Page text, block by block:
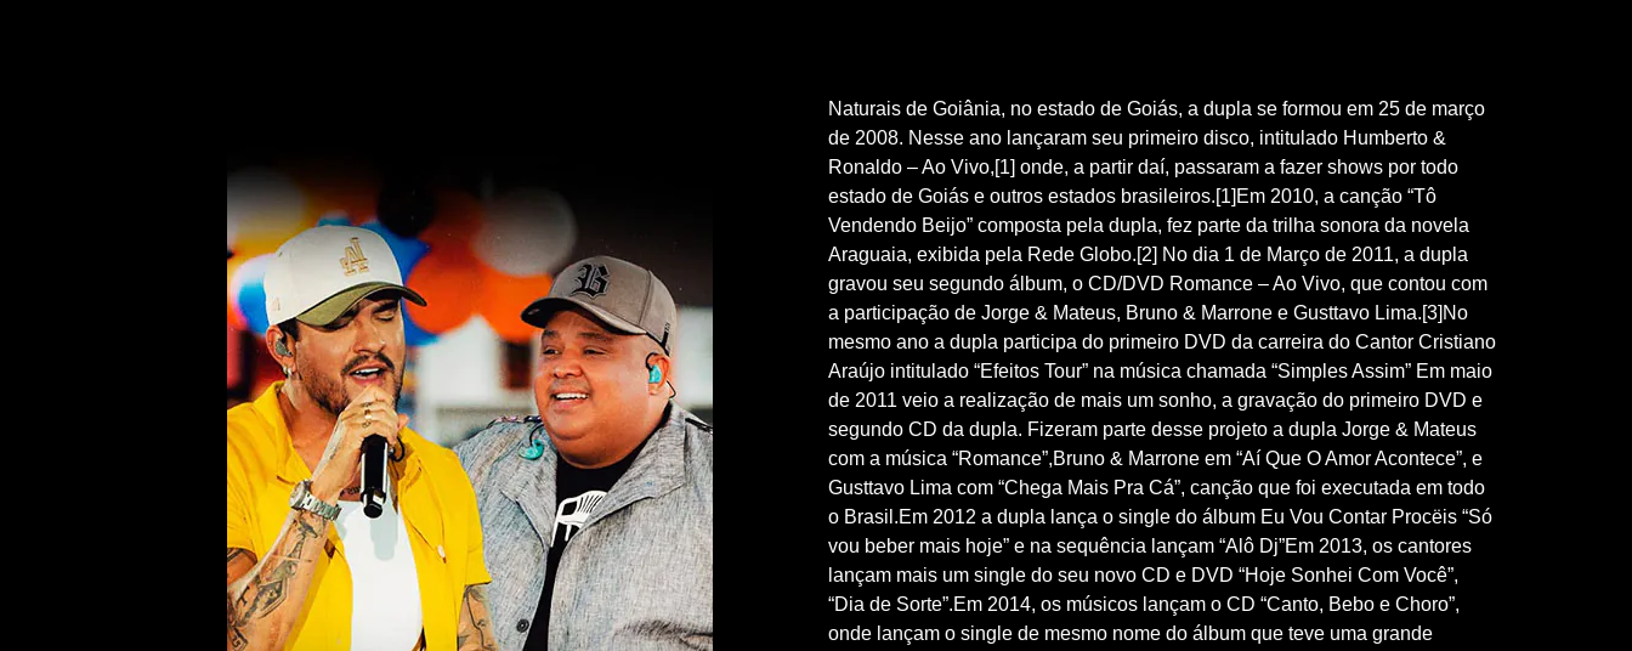
Naturais de Goiânia, no estado de Goiás, a dupla se formou em 25 de março
de 2008. Nesse ano lançaram seu primeiro disco, intitulado Humberto &
Ronaldo – Ao Vivo,[1] onde, a partir daí, passaram a fazer shows por todo
estado de Goiás e outros estados brasileiros.[1]Em 2010, a canção “Tô
Vendendo Beijo” composta pela dupla, fez parte da trilha sonora da novela
Araguaia, exibida pela Rede Globo.[2] No dia 1 de Março de 2011, a dupla
gravou seu segundo álbum, o CD/DVD Romance – Ao Vivo, que contou com
a participação de Jorge & Mateus, Bruno & Marrone e Gusttavo Lima.[3]No
mesmo ano a dupla participa do primeiro DVD da carreira do Cantor Cristiano
Araújo intitulado “Efeitos Tour” na música chamada “Simples Assim” Em maio
de 2011 veio a realização de mais um sonho, a gravação do primeiro DVD e
segundo CD da dupla. Fizeram parte desse projeto a dupla Jorge & Mateus
com a música “Romance”,Bruno & Marrone em “Aí Que O Amor Acontece”, e
Gusttavo Lima com “Chega Mais Pra Cá”, canção que foi executada em todo
o Brasil.Em 2012 a dupla lança o single do álbum Eu Vou Contar Procëis “Só
vou beber mais hoje” e na sequência lançam “Alô Dj”Em 2013, os cantores
lançam mais um single do seu novo CD e DVD “Hoje Sonhei Com Você”,
“Dia de Sorte”.Em 2014, os músicos lançam o CD “Canto, Bebo e Choro”,
onde lançam o single de mesmo nome do álbum que teve uma grande